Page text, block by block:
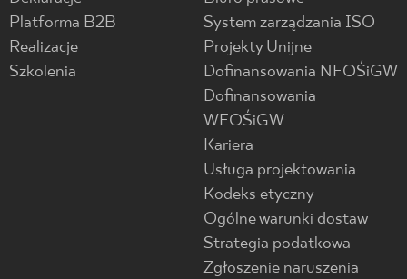
Platforma B2B
Realizacje
Szkolenia
System zarządzania ISO
Projekty Unijne
Dofinansowania NFOŚiGW
Dofinansowania
WFOŚiGW
Kariera
Usługa projektowania
Kodeks etyczny
Ogólne warunki dostaw
Strategia podatkowa
Zgłoszenie naruszenia